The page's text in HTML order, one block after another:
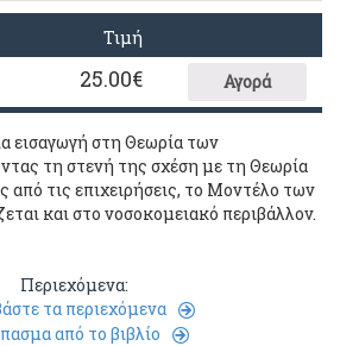
Τιμή
25.00€ Αγορά
εισαγωγή στη Θεωρία των
τη στενή της σχέση με τη Θεωρία
από τις επιχειρήσεις, το Μοντέλο των
και στο νοσοκομειακό περιβάλλον.
Περιεχόμενα:
τα περιεχόμενα
από το βιβλίο